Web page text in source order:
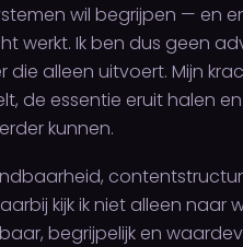
wil begrijpen — en
werkt. Ik ben dus geen
alleen uitvoert. Mijn
de essentie eruit halen
kunnen.
kijk ik niet alleen naar
begrijpelijk en